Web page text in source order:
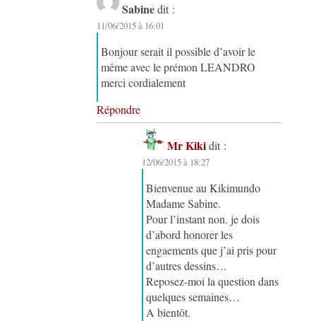
Sabine dit :
11/06/2015 à 16:01
Bonjour serait il possible d’avoir le
même avec le prémon LEANDRO
merci cordialement
Répondre
Mr Kiki dit :
12/06/2015 à 18:27
Bienvenue au Kikimundo
Madame Sabine.
Pour l’instant non. je dois
d’abord honorer les
engaements que j’ai pris pour
d’autres dessins…
Reposez-moi la question dans
quelques semaines…
A bientôt.